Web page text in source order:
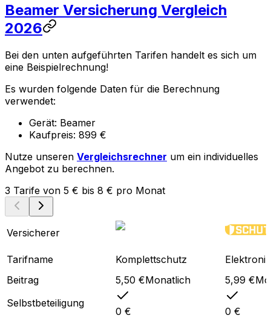
Beamer Versicherung Vergleich
2026
Bei den unten aufgeführten Tarifen handelt es sich um
eine Beispielrechnung!
Es wurden folgende Daten für die Berechnung
verwendet:
Gerät: Beamer
Kaufpreis: 899 €
Nutze unseren Vergleichsrechner um ein individuelles
Angebot zu berechnen.
3 Tarife von 5 € bis 8 € pro Monat
Versicherer
Tarifname Komplettschutz
Beitrag
5,50 €Monatlich 5,99 €
Selbstbeteiligung
0 €
0 €